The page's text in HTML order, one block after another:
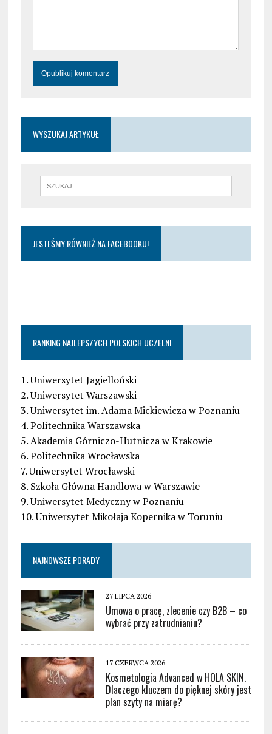
WYSZUKAJ ARTYKUŁ
JESTEŚMY RÓWNIEŻ NA FACEBOOKU!
RANKING NAJLEPSZYCH POLSKICH UCZELNI
1. Uniwersytet Jagielloński
2. Uniwersytet Warszawski
3. Uniwersytet im. Adama Mickiewicza w Poznaniu
4. Politechnika Warszawska
5. Akademia Górniczo-Hutnicza w Krakowie
6. Politechnika Wrocławska
7. Uniwersytet Wrocławski
8. Szkoła Główna Handlowa w Warszawie
9. Uniwersytet Medyczny w Poznaniu
10. Uniwersytet Mikołaja Kopernika w Toruniu
NAJNOWSZE PORADY
27 LIPCA 2026
Umowa o pracę, zlecenie czy B2B – co
wybrać przy zatrudnianiu?
17 CZERWCA 2026
Kosmetologia Advanced w HOLA SKIN.
Dlaczego kluczem do pięknej skóry jest
plan szyty na miarę?